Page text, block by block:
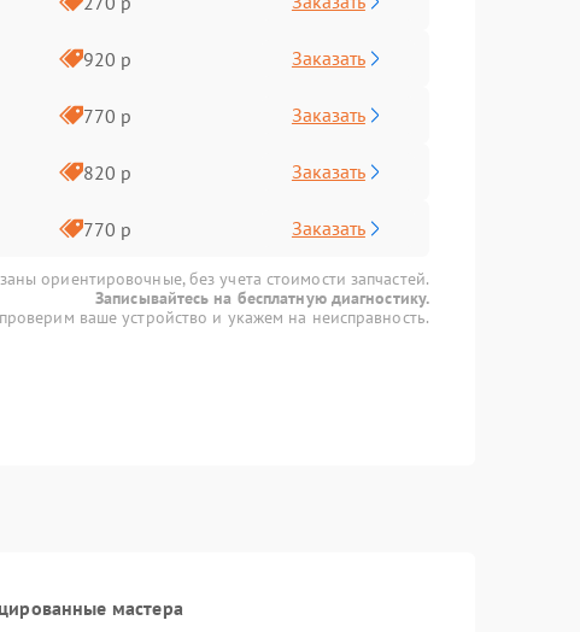
920 р Заказать
770 р Заказать
820 р Заказать
770 р Заказать
ориентировочные, без учета стоимости запчастей.
Записывайтесь на бесплатную диагностику.
ваше устройство и укажем на неисправность.
мастера